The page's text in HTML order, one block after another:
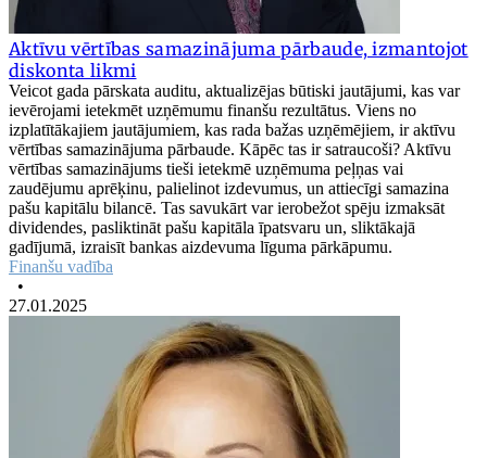
Aktīvu vērtības samazinājuma pārbaude, izmantojot
diskonta likmi
Veicot gada pārskata auditu, aktualizējas būtiski jautājumi, kas var
ievērojami ietekmēt uzņēmumu finanšu rezultātus. Viens no
izplatītākajiem jautājumiem, kas rada bažas uzņēmējiem, ir aktīvu
vērtības samazinājuma pārbaude. Kāpēc tas ir satraucoši? Aktīvu
vērtības samazinājums tieši ietekmē uzņēmuma peļņas vai
zaudējumu aprēķinu, palielinot izdevumus, un attiecīgi samazina
pašu kapitālu bilancē. Tas savukārt var ierobežot spēju izmaksāt
dividendes, pasliktināt pašu kapitāla īpatsvaru un, sliktākajā
gadījumā, izraisīt bankas aizdevuma līguma pārkāpumu.
Finanšu vadība
•
27.01.2025